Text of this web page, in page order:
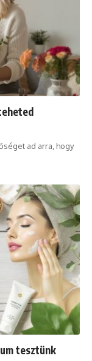
ad arra, hogy
tesztünk